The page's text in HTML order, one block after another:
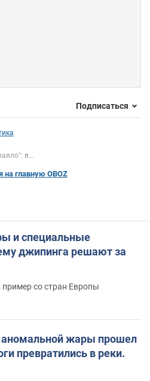
Подписаться
в...
на главную OBOZ
и специальные
джипинга решают за
со стран Европы
аномальной жары прошел
превратились в реки.